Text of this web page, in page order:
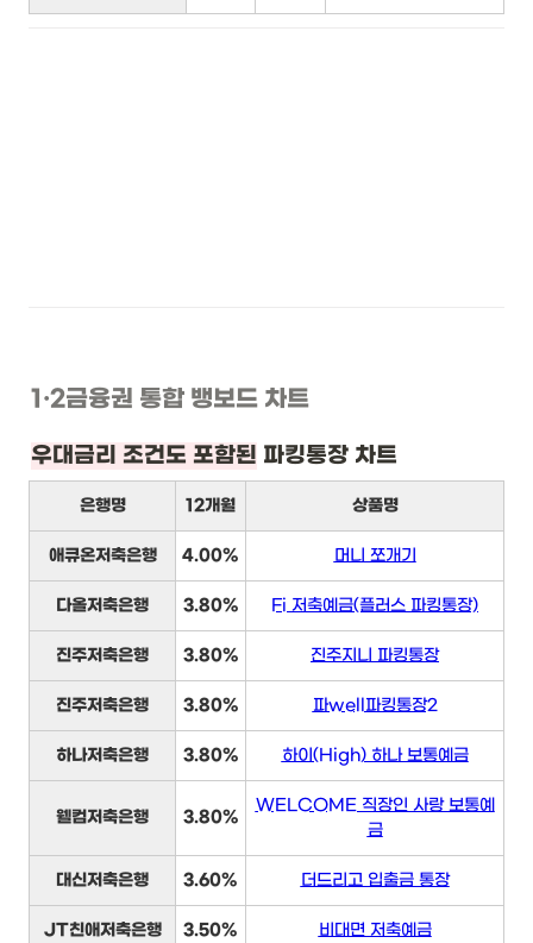
1·2금융권 통합 뱅보드 차트
우대금리 조건도 포함된 파킹통장 차트
은행명 12개월 상품명
애큐온저축은행 4.00% 머니 쪼개기
다올저축은행 3.80% Fi 저축예금(플러스 파킹통장)
진주저축은행 3.80% 진주지니 파킹통장
진주저축은행 3.80% 파well파킹통장2
하나저축은행 3.80% 하이(High) 하나 보통예금
웰컴저축은행 3.80%
WELCOME 직장인 사랑 보통예
금
대신저축은행 3.60% 더드리고 입출금 통장
JT친애저축은행 3.50% 비대면 저축예금